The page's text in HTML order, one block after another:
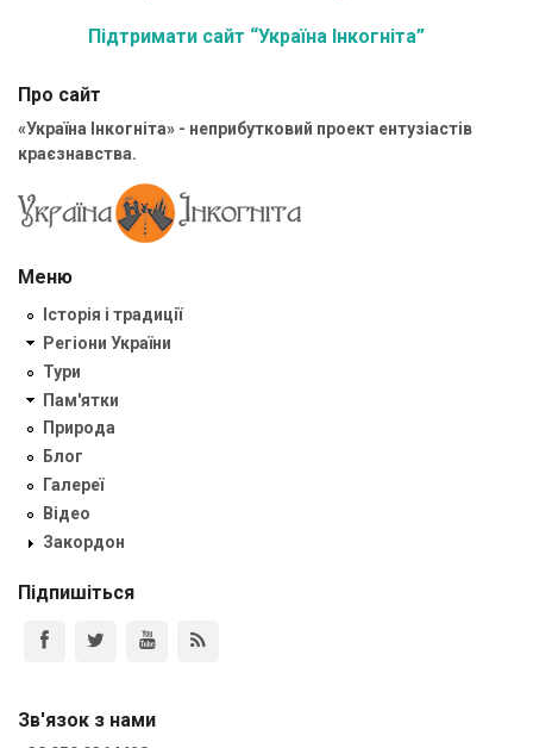
Підтримати сайт “Україна Інкогніта”
Про сайт
«Україна Інкогніта» - неприбутковий проект ентузіастів
краєзнавства.
Меню
Історія і традиції
Регіони України
Тури
Пам'ятки
Природа
Блог
Галереї
Відео
Закордон
Підпишіться
Зв'язок з нами